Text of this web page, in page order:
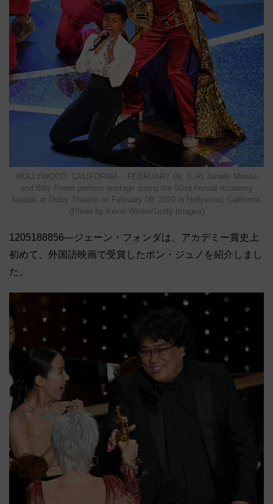
HOLLYWOOD, CALIFORNIA – FEBRUARY 09: (L-R) Janelle Monáe
and Billy Porter perform onstage during the 92nd Annual Academy
Awards at Dolby Theatre on February 09, 2020 in Hollywood, California.
(Photo by Kevin Winter/Getty Images)
1205188856―ジェーン・フォンダは、アカデミー賞史上
初めて、外国語映画で受賞したポン・ジュノを紹介しまし
た。